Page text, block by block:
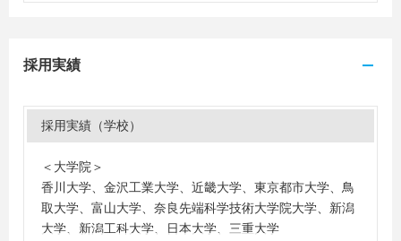
採用実績
採用実績（学校）
＜大学院＞
香川大学、金沢工業大学、近畿大学、東京都市大学、鳥
取大学、富山大学、奈良先端科学技術大学院大学、新潟
大学、新潟工科大学、日本大学、三重大学